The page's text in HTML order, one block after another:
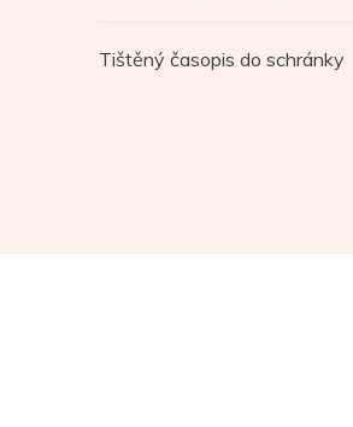
Tištěný časopis do schránky